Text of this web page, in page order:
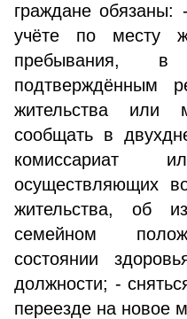
граждане обязаны:
учёте по месту
пребывания,
подтверждённым
жительства или
сообщать в
комиссариат
осуществляющих
жительства, об
семейном
состоянии
должности; -
переезде на новое